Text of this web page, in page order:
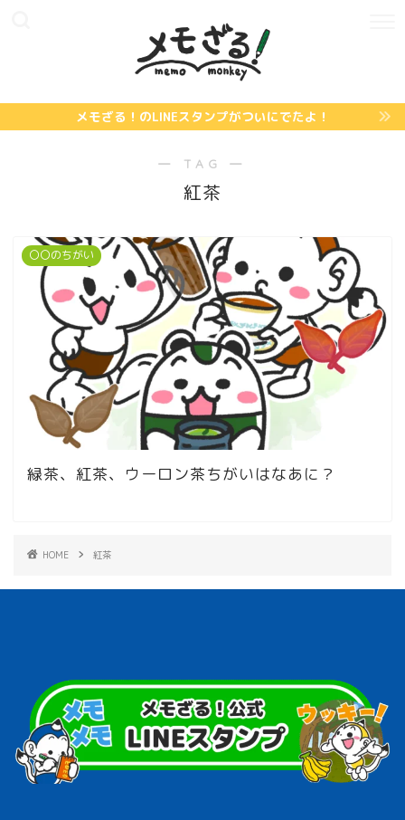
メモざる！のLINEスタンプがついにでたよ！
― TAG ―
紅茶
〇〇のちがい
緑茶、紅茶、ウーロン茶ちがいはなあに？
HOME 紅茶